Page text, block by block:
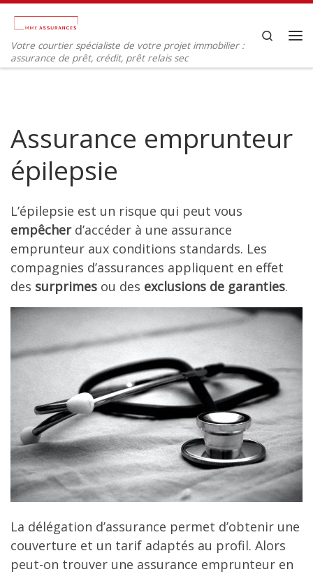
Passer au contenu
Votre courtier spécialiste de votre projet immobilier :
assurance de prêt, crédit, prêt relais sec
Search
Assurance emprunteur
épilepsie
L’épilepsie est un risque qui peut vous
empêcherd’accéder à une assurance
emprunteur aux conditions standards. Les
compagnies d’assurances appliquent en effet
des surprimes ou des exclusions de garanties.
La délégation d’assurance permet d’obtenir une
couverture et un tarif adaptés au profil. Alors
peut-on trouver une assurance emprunteur en